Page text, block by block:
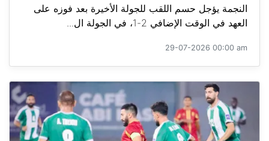
النجمة يؤجل حسم اللقب للجولة الأخيرة بعد فوزه على
العهد في الوقت الإضافي 2-1، في الجولة ال...
29-07-2026 00:00 am